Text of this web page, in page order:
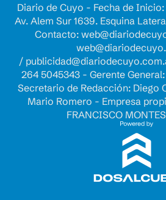
Diario de Cuyo - Fecha de
Av. Alem Sur 1639. Esquina
Contacto:
/
264 5045343 - Gerente
Secretario de Redacción: Diego
Mario Romero - Empresa
FRANCISCO